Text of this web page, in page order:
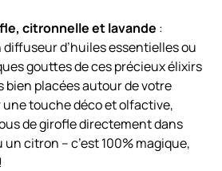
citronnelle et lavande :
d’huiles essentielles ou
gouttes de ces précieux élixirs
bien placées autour de votre
une touche déco et olfactive,
de girofle directement dans
citron – c’est 100% magique,